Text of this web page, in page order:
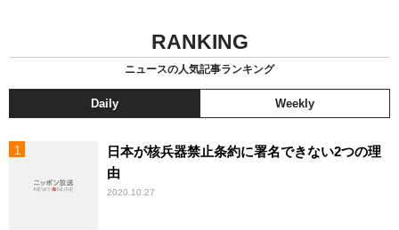
RANKING
ニュースの人気記事ランキング
Daily Weekly
日本が核兵器禁止条約に署名できない2つの理
由
2020.10.27